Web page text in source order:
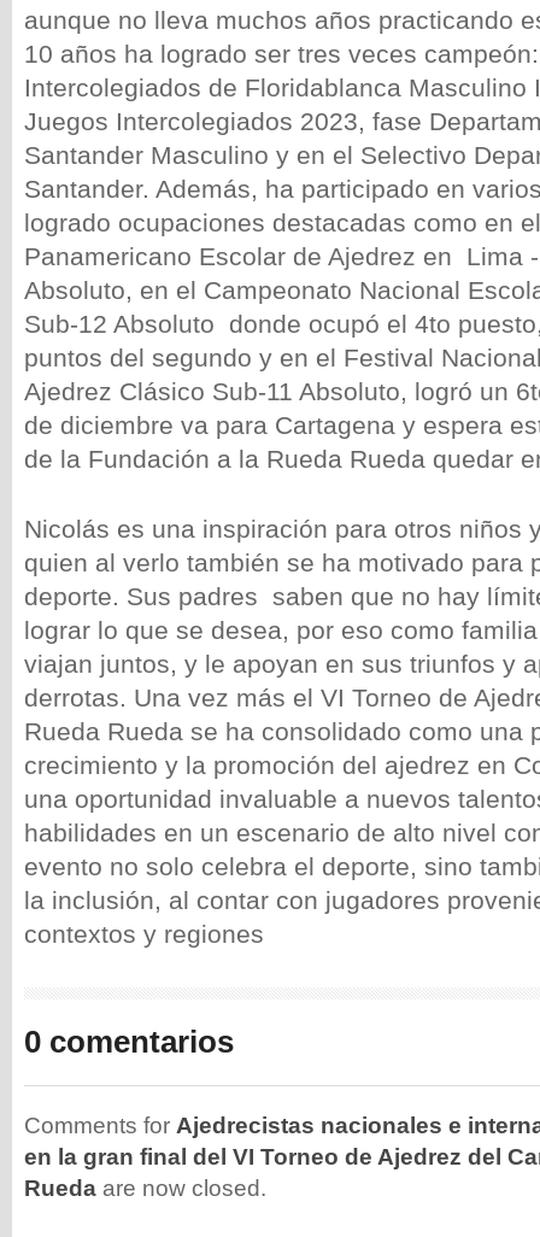
aunque no lleva muchos años practicando
10 años ha logrado ser tres veces
Intercolegiados de Floridablanca Masculino
Juegos Intercolegiados 2023, fase
Santander Masculino y en el Selectivo
Santander. Además, ha participado en
logrado ocupaciones destacadas como en
Panamericano Escolar de Ajedrez en Lima
Absoluto, en el Campeonato Nacional
Sub-12 Absoluto donde ocupó el 4to
puntos del segundo y en el Festival
Ajedrez Clásico Sub-11 Absoluto, logró un
de diciembre va para Cartagena y espera
de la Fundación a la Rueda Rueda quedar
Nicolás es una inspiración para otros niños
quien al verlo también se ha motivado para
deporte. Sus padres saben que no hay
lograr lo que se desea, por eso como
viajan juntos, y le apoyan en sus triunfos y
derrotas. Una vez más el VI Torneo de
Rueda Rueda se ha consolidado como una
crecimiento y la promoción del ajedrez en
una oportunidad invaluable a nuevos
habilidades en un escenario de alto nivel
evento no solo celebra el deporte, sino
la inclusión, al contar con jugadores
contextos y regiones
0 comentarios
Comments for Ajedrecistas nacionales e
en la gran final del VI Torneo de Ajedrez del
Rueda are now closed.